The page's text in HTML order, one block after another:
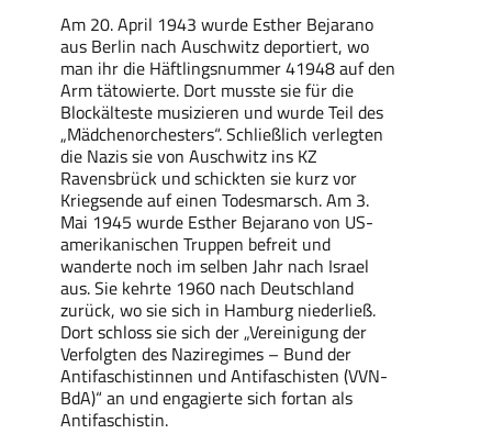
Am 20. April 1943 wurde Esther Bejarano
aus Berlin nach Auschwitz deportiert, wo
man ihr die Häftlingsnummer 41948 auf den
Arm tätowierte. Dort musste sie für die
Blockälteste musizieren und wurde Teil des
„Mädchenorchesters“. Schließlich verlegten
die Nazis sie von Auschwitz ins KZ
Ravensbrück und schickten sie kurz vor
Kriegsende auf einen Todesmarsch. Am 3.
Mai 1945 wurde Esther Bejarano von US-
amerikanischen Truppen befreit und
wanderte noch im selben Jahr nach Israel
aus. Sie kehrte 1960 nach Deutschland
zurück, wo sie sich in Hamburg niederließ.
Dort schloss sie sich der „Vereinigung der
Verfolgten des Naziregimes – Bund der
Antifaschistinnen und Antifaschisten (VVN-
BdA)“ an und engagierte sich fortan als
Antifaschistin.